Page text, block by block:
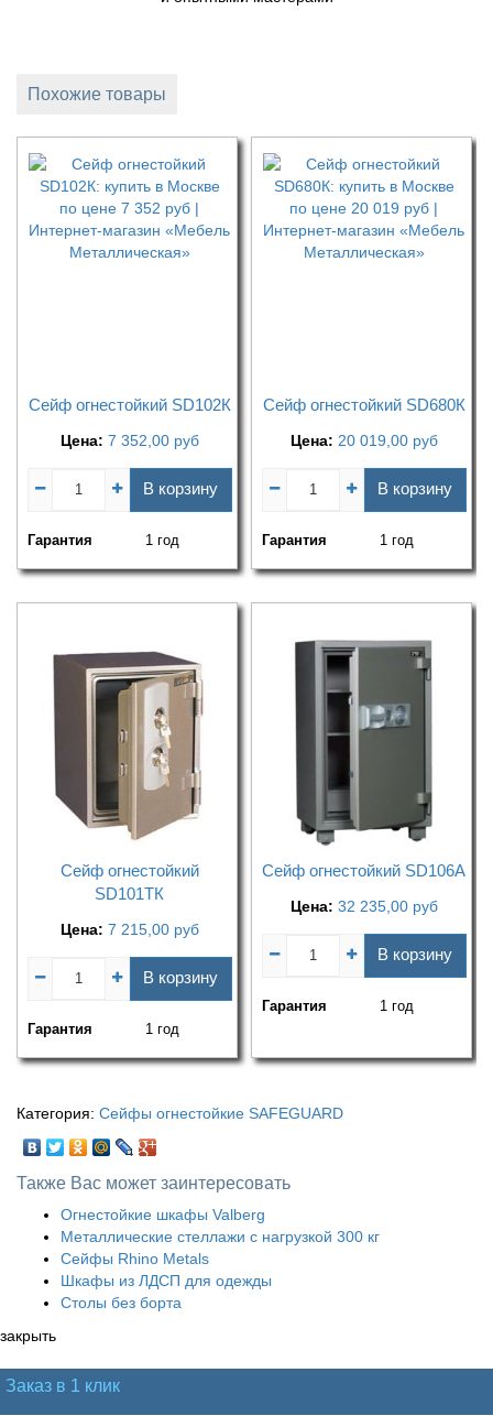
Похожие товары
Сейф огнестойкий SD102К
Цена: 7 352,00 руб
В корзину
Гарантия 1 год
Сейф огнестойкий SD680К
Цена: 20 019,00 руб
В корзину
Гарантия 1 год
Сейф огнестойкий
SD101ТК
Цена: 7 215,00 руб
В корзину
Гарантия 1 год
Сейф огнестойкий SD106А
Цена: 32 235,00 руб
В корзину
Гарантия 1 год
Категория: Сейфы огнестойкие SAFEGUARD
Также Вас может заинтересовать
Огнестойкие шкафы Valberg
Металлические стеллажи с нагрузкой 300 кг
Сейфы Rhino Metals
Шкафы из ЛДСП для одежды
Столы без борта
закрыть
Заказ в 1 клик